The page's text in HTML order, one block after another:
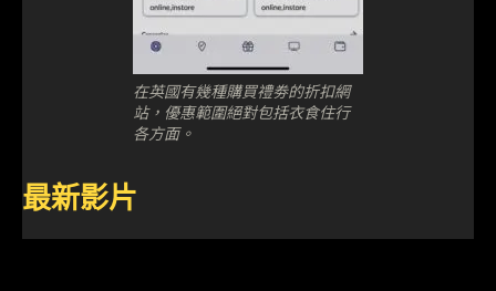
在英國有幾種購買禮劵的折扣網
站，優惠範圍絕對包括衣食住行
各方面。
最新影片